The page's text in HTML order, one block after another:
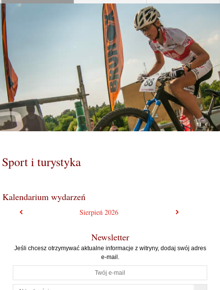
Sport i turystyka
Kalendarium wydarzeń
Sierpień2026
Newsletter
Jeśli chcesz otrzymywać aktualne informacje z witryny, dodaj swój adres
e-mail.